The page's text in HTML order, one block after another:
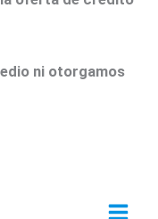
ni otorgamos